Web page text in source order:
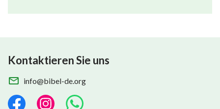
Kontaktieren Sie uns
info@bibel-de.org